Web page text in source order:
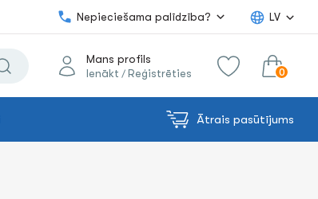
Nepieciešama palīdzība? LV
Mans profils
Ienākt / Reģistrēties 0
Ātrais pasūtījums